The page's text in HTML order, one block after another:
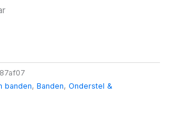
banden, Banden, Onderstel &